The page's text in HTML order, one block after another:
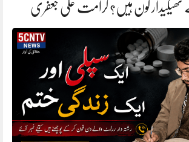
کون ہیں؟ کرامت علی جعفری